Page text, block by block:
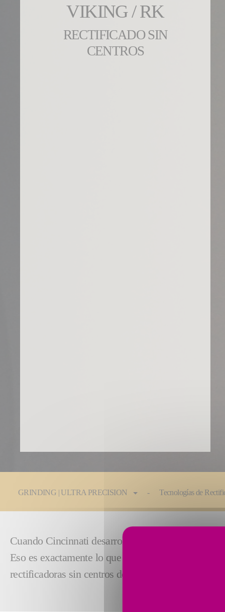
VIKING / RK
RECTIFICADO SIN
CENTROS
GRINDING | ULTRA PRECISION Tecnologías de
Cuando Cincinnati desarrolló el proceso de
Eso es exactamente lo que proporcionan las
rectificadoras sin centros de Cincinnati establecen